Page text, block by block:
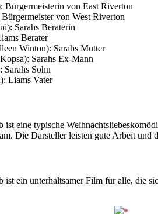
Bürgermeisterin von East Riverton
von West Riverton
Sarahs Beraterin
Berater
Winton): Sarahs Mutter
Sarahs Ex-Mann
Sohn
Liams Vater
ist eine typische
Die Darsteller leisten gute Arbeit und
ist ein unterhaltsamer Film für alle, die